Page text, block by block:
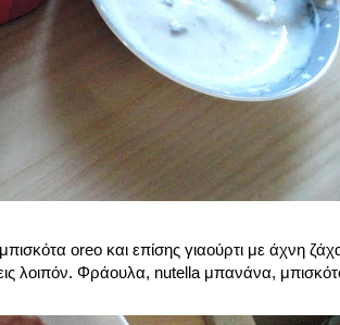
oreo και επίσης γιαούρτι με άχνη
λοιπόν. Φράουλα, nutella μπανάνα,